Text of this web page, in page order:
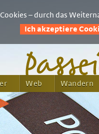
Web Wandern
– durch das
Ich akzeptiere